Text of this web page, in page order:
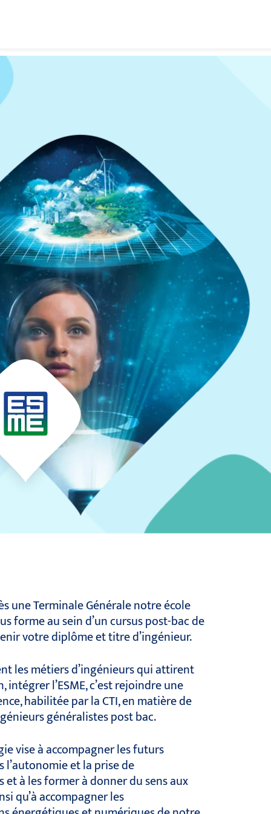
une Terminale Générale notre école
forme au sein d’un cursus post-bac de
votre diplôme et titre d’ingénieur.
les métiers d’ingénieurs qui attirent
l’ESME, c’est rejoindre une
habilitée par la CTI, en matière de
généralistes post bac.
vise à accompagner les futurs
l’autonomie et la prise de
à les former à donner du sens aux
qu’à accompagner les